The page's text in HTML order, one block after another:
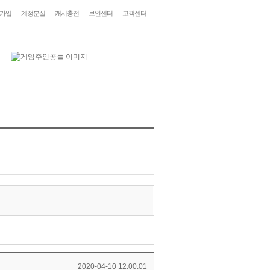
입 계정분실 캐시충전 보안센터 고객센터
2020-04-10 12:00:01